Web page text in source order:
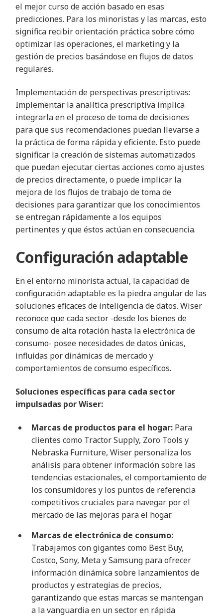
el mejor curso de acción basado en esas
predicciones. Para los minoristas y las marcas, esto
significa recibir orientación práctica sobre cómo
optimizar las operaciones, el marketing y la
gestión de precios basándose en flujos de datos
regulares.
Implementación de perspectivas prescriptivas:
Implementar la analítica prescriptiva implica
integrarla en el proceso de toma de decisiones
para que sus recomendaciones puedan llevarse a
la práctica de forma rápida y eficiente. Esto puede
significar la creación de sistemas automatizados
que puedan ejecutar ciertas acciones como ajustes
de precios directamente, o puede implicar la
mejora de los flujos de trabajo de toma de
decisiones para garantizar que los conocimientos
se entregan rápidamente a los equipos
pertinentes y que éstos actúan en consecuencia.
Configuración adaptable
En el entorno minorista actual, la capacidad de
configuración adaptable es la piedra angular de las
soluciones eficaces de inteligencia de datos. Wiser
reconoce que cada sector -desde los bienes de
consumo de alta rotación hasta la electrónica de
consumo- posee necesidades de datos únicas,
influidas por dinámicas de mercado y
comportamientos de consumo específicos.
Soluciones específicas para cada sector
impulsadas por Wiser:
Marcas de productos para el hogar: Para
clientes como Tractor Supply, Zoro Tools y
Nebraska Furniture, Wiser personaliza los
análisis para obtener información sobre las
tendencias estacionales, el comportamiento de
los consumidores y los puntos de referencia
competitivos cruciales para navegar por el
mercado de las mejoras para el hogar.
Marcas de electrónica de consumo:
Trabajamos con gigantes como Best Buy,
Costco, Sony, Meta y Samsung para ofrecer
información dinámica sobre lanzamientos de
productos y estrategias de precios,
garantizando que estas marcas se mantengan
a la vanguardia en un sector en rápida